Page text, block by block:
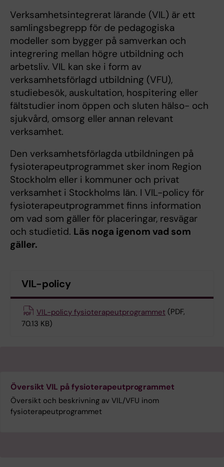
Verksamhetsintegrerat lärande (VIL) är ett
samlingsbegrepp för de pedagogiska
modeller som bygger på samverkan och
integrering mellan högre utbildning och
arbetsliv. VIL kan ske i form av
verksamhetsförlagd utbildning (VFU),
studiebesök, auskultation, hospitering eller
fältstudier inom öppen och sluten hälso- och
sjukvård, omsorg eller annan relevant
verksamhet.
Den verksamhetsförlagda utbildningen på
fysioterapeutprogrammet sker inom Region
Stockholm eller i kommuner och privat
verksamhet i Stockholms län. I VIL-policy för
fysioterapeutprogrammet finns information
om vad som gäller för placeringar, resvägar
och studietid. Läs noga igenom vad som
gäller.
VIL-policy
VIL-policy fysioterapeutprogrammet (PDF,
70.13 KB)
Översikt VIL på fysioterapeutprogrammet
Översikt och beskrivning av VIL/VFU inom
fysioterapeutprogrammet